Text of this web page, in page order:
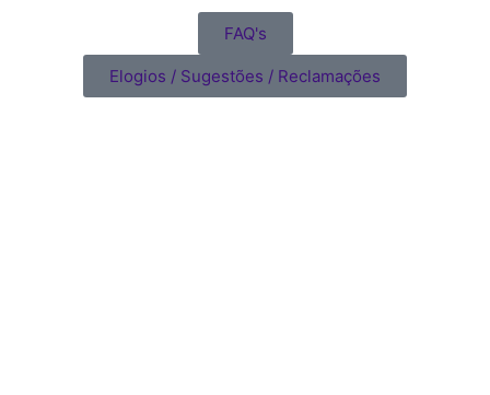
FAQ's
Elogios / Sugestões / Reclamações